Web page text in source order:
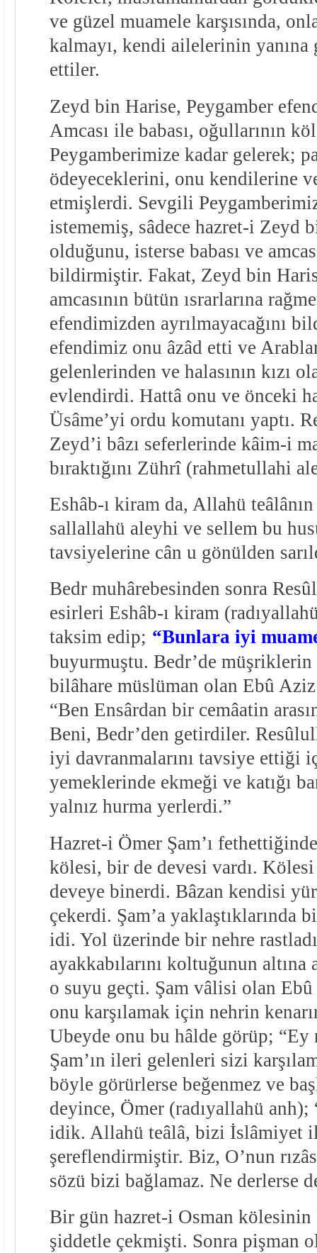
ve güzel muamele karşısında,
kalmayı, kendi ailelerinin yanına
ettiler.
Zeyd bin Harise, Peygamber
Amcası ile babası, oğullarının
Peygamberimize kadar gelerek;
ödeyeceklerini, onu kendilerine
etmişlerdi. Sevgili
istememiş, sâdece hazret-i Zeyd
olduğunu, isterse babası ve
bildirmiştir. Fakat, Zeyd bin
amcasının bütün ısrarlarına
efendimizden ayrılmayacağını
efendimiz onu âzâd etti ve
gelenlerinden ve halasının kızı
evlendirdi. Hattâ onu ve önceki
Üsâme’yi ordu komutanı yaptı.
Zeyd’i bâzı seferlerinde kâim-i
bıraktığını Zührî (rahmetullahi
Eshâb-ı kiram da, Allahü
sallallahü aleyhi ve sellem bu
tavsiyelerine cân u gönülden
Bedr muhârebesinden sonra
esirleri Eshâb-ı kiram
taksim edip; “Bunlara iyi
buyurmuştu. Bedr’de müşriklerin
bilâhare müslüman olan Ebû
“Ben Ensârdan bir cemâatin
Beni, Bedr’den getirdiler.
iyi davranmalarını tavsiye ettiği
yemeklerinde ekmeği ve katığı
yalnız hurma yerlerdi.”
Hazret-i Ömer Şam’ı
kölesi, bir de devesi vardı.
deveye binerdi. Bâzan kendisi
çekerdi. Şam’a yaklaştıklarında
idi. Yol üzerinde bir nehre
ayakkabılarını koltuğunun altına
o suyu geçti. Şam vâlisi olan
onu karşılamak için nehrin
Ubeyde onu bu hâlde görüp;
Şam’ın ileri gelenleri sizi
böyle görürlerse beğenmez ve
deyince, Ömer (radıyallahü
idik. Allahü teâlâ, bizi İslâmiyet
şereflendirmiştir. Biz, O’nun
sözü bizi bağlamaz. Ne derlerse
Bir gün hazret-i Osman kölesinin
şiddetle çekmişti. Sonra pişman